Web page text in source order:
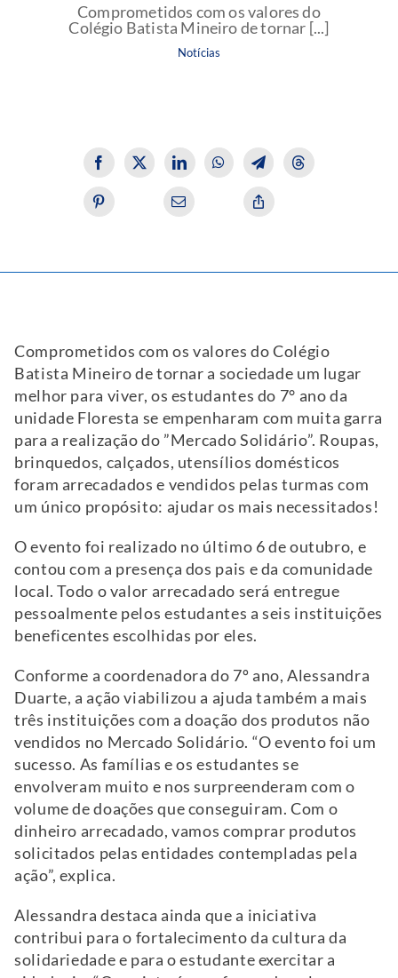
Comprometidos com os valores do
Colégio Batista Mineiro de tornar [...]
Notícias
Comprometidos com os valores do Colégio
Batista Mineiro de tornar a sociedade um lugar
melhor para viver, os estudantes do 7° ano da
unidade Floresta se empenharam com muita garra
para a realização do ”Mercado Solidário”. Roupas,
brinquedos, calçados, utensílios domésticos
foram arrecadados e vendidos pelas turmas com
um único propósito: ajudar os mais necessitados!
O evento foi realizado no último 6 de outubro, e
contou com a presença dos pais e da comunidade
local. Todo o valor arrecadado será entregue
pessoalmente pelos estudantes a seis instituições
beneficentes escolhidas por eles.
Conforme a coordenadora do 7º ano, Alessandra
Duarte, a ação viabilizou a ajuda também a mais
três instituições com a doação dos produtos não
vendidos no Mercado Solidário. “O evento foi um
sucesso. As famílias e os estudantes se
envolveram muito e nos surpreenderam com o
volume de doações que conseguiram. Com o
dinheiro arrecadado, vamos comprar produtos
solicitados pelas entidades contempladas pela
ação”, explica.
Alessandra destaca ainda que a iniciativa
contribui para o fortalecimento da cultura da
solidariedade e para o estudante exercitar a